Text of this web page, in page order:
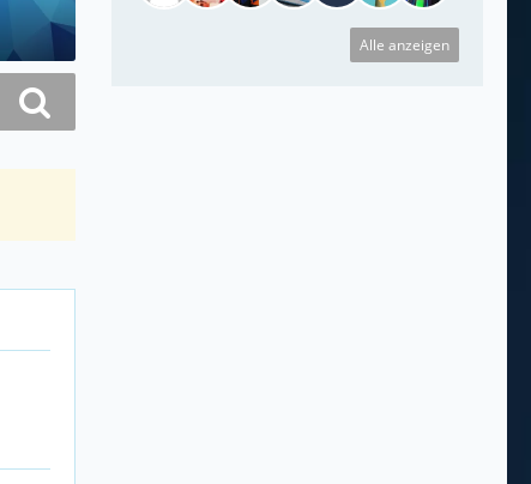
Alle anzeigen